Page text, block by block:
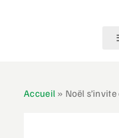
Accueil » Noël